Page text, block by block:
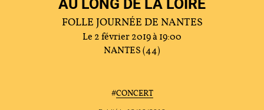
AU LONG DE LA LOIRE
FOLLE JOURNÉE DE NANTES
Le 2 février 2019 à 19:00
NANTES (44)
#CONCERT